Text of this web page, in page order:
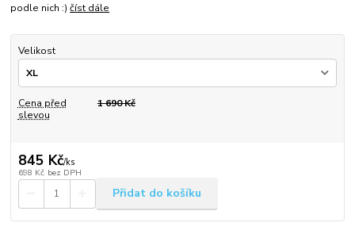
podle nich :)číst dále
Velikost
Cena před
slevou
1 690 Kč
845 Kč/ks
698 Kč bez DPH
Přidat do košíku